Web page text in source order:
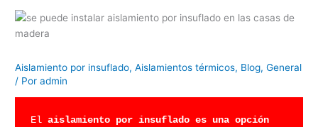
Aislamiento por insuflado,Aislamientos térmicos, Blog,General
/ Poradmin
El aislamiento por insuflado es una opción